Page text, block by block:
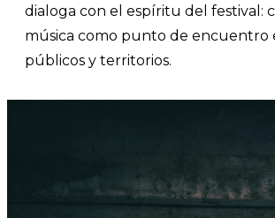
dialoga con el espíritu del festival:
música como punto de encuentro
públicos y territorios.